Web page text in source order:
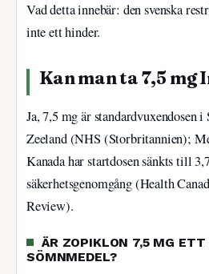
Vad detta innebär: den svenska
inte ett hinder.
Kan man ta 7,5 mg
Ja, 7,5 mg är standardvuxendosen
Zeeland (NHS (Storbritannien);
Kanada har startdosen sänkts till
säkerhetsgenomgång (Health
Review).
ÄR ZOPIKLON 7,5 MG
SÖMNMEDEL?